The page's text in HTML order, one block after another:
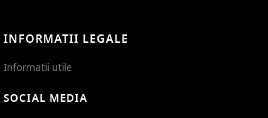
INFORMATII LEGALE
Informatii utile
SOCIAL MEDIA